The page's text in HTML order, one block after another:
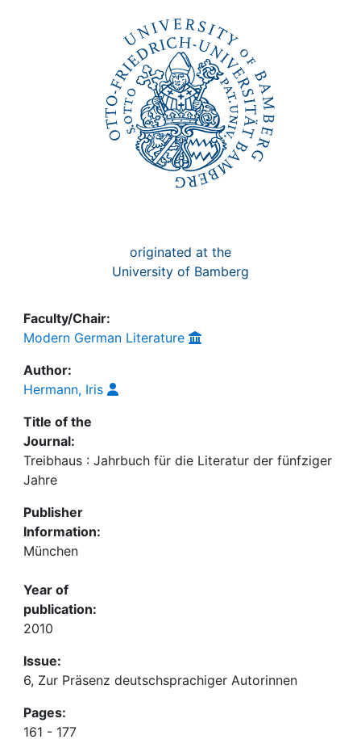
originated at the
University of Bamberg
Faculty/Chair:
Modern German Literature
Author:
Hermann, Iris
Title of the
Journal:
Treibhaus : Jahrbuch für die Literatur der fünfziger
Jahre
Publisher
Information:
München
Year of
publication:
2010
Issue:
6, Zur Präsenz deutschsprachiger Autorinnen
Pages:
161 - 177